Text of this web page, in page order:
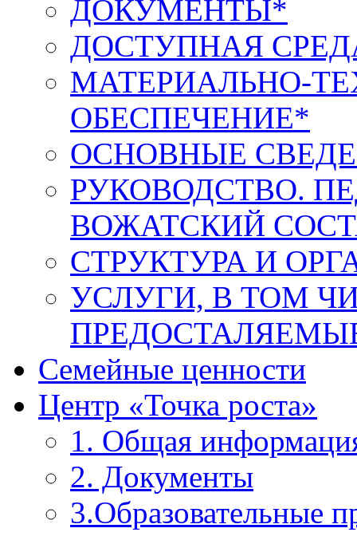
ДОКУМЕНТЫ*
ДОСТУПНАЯ
МАТЕРИАЛЬНО-
ОБЕСПЕЧЕНИЕ*
ОСНОВНЫЕ
РУКОВОДСТВО.
ВОЖАТСКИЙ
СТРУКТУРА И
УСЛУГИ, В ТОМ
Семейные ценности
Центр «Точка роста»
1. Общая
2. Документы
3.Образовательные